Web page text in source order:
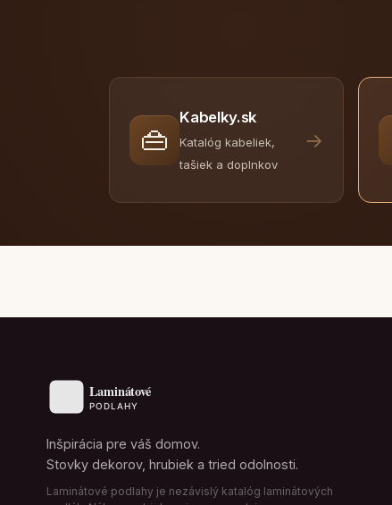
👜
Kabelky.sk
Katalóg kabeliek,
tašiek a doplnkov
→
Inšpirácia pre váš domov.
Stovky dekorov, hrubiek a tried odolnosti.
Laminátové podlahy je nezávislý katalóg laminátových